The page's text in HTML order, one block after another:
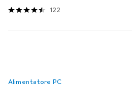
122
Alimentatore PC